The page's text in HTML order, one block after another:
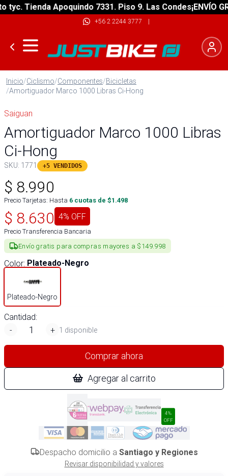
Tienda Apoquindo 7331. Piso 9. Las Condes¡ENVÍO
+56 2 2244 3777 |
Inicio/Ciclismo/Componentes/Bicicletas
/Amortiguador Marco 1000 Libras Ci-Hong
Saiguan
Amortiguador Marco 1000 Libras
Ci-Hong
SKU: 1771 +5 VENDIDOS
$ 8.990
Precio Tarjetas: Hasta 6 cuotas de $1.498
$ 8.630 4% OFF
Precio Transferencia Bancaria
Envío gratis para compras mayores a $149.998
Color: Plateado-Negro
Plateado-Negro
Cantidad:
-
+ 1 disponible
Comprar ahora
Agregar al carrito
4%
OFF
Despacho domicilio a Santiago y Regiones
Revisar disponibilidad y valores